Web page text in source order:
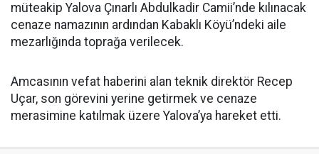
müteakip Yalova Çınarlı Abdulkadir Camii’nde kılınacak
cenaze namazının ardından Kabaklı Köyü’ndeki aile
mezarlığında toprağa verilecek.
Amcasının vefat haberini alan teknik direktör Recep
Uçar, son görevini yerine getirmek ve cenaze
merasimine katılmak üzere Yalova’ya hareket etti.